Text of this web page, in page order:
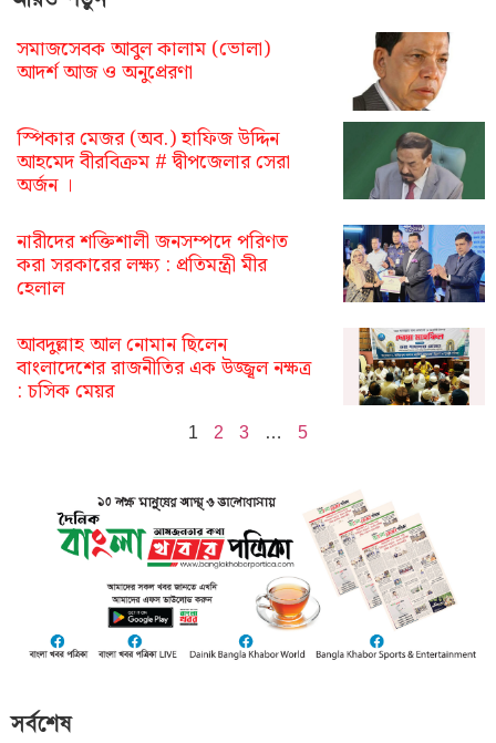
সমাজসেবক আবুল কালাম (ভোলা)
আদর্শ আজ ও অনুপ্রেরণা
স্পিকার মেজর (অব.) হাফিজ উদ্দিন
আহমেদ বীরবিক্রম # দ্বীপজেলার সেরা
অর্জন ।
নারীদের শক্তিশালী জনসম্পদে পরিণত
করা সরকারের লক্ষ্য : প্রতিমন্ত্রী মীর
হেলাল
আবদুল্লাহ আল নোমান ছিলেন
বাংলাদেশের রাজনীতির এক উজ্জ্বল নক্ষত্র
: চসিক মেয়র
1 2 3 … 5
সর্বশেষ